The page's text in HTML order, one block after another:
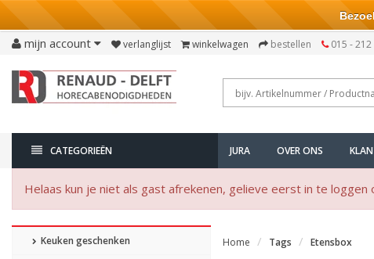
mijn account verlanglijst winkelwagen bestellen 015 -
CATEGORIEËN JURA OVER ONS
Helaas kun je niet als gast afrekenen, gelieve eerst in te
Keuken geschenken Home Tags Etensbox